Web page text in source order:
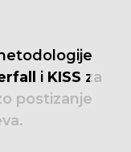
i KISS za
postizanje